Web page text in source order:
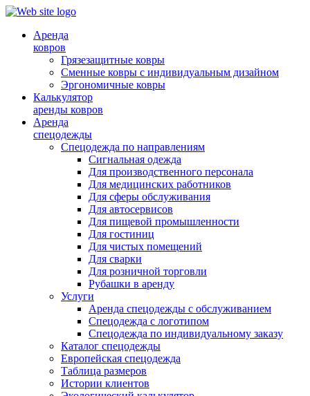
Аренда
ковров
Грязезащитные ковры
Сменные ковры с индивидуальным дизайном
Эргономичные ковры
Калькулятор
аренды ковров
Аренда
спецодежды
Спецодежда по направлениям
Сигнальная одежда
Для производственного персонала
Для медицинских работников
Для сферы обслуживания
Для автосервисов
Для пищевой промышленности
Для гостиниц
Для чистых помещений
Для сварки
Для розничной торговли
Рубашки в аренду
Услуги
Аренда спецодежды с обслуживанием
Спецодежда с логотипом
Спецодежда по индивидуальному заказу
Каталог спецодежды
Европейская спецодежда
Таблица размеров
Истории клиентов